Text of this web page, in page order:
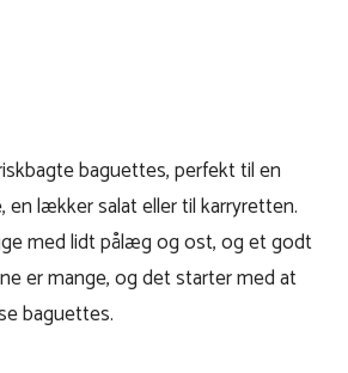
baguettes, perfekt til en
en lækker salat eller til karryretten.
med lidt pålæg og ost, og et godt
er mange, og det starter med at
baguettes.